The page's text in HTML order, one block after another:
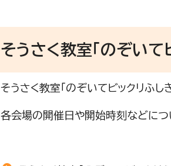
そうさく教室「のぞい
そうさく教室「のぞいてビックリふ
各会場の開催日や開始時刻などにつ